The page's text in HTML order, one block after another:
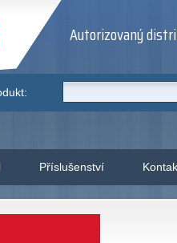
Autorizovaný
Příslušenství